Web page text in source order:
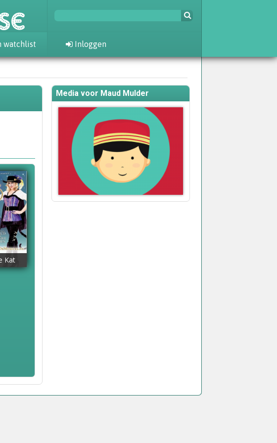
watchlist Inloggen
Kat
Media voor Maud Mulder